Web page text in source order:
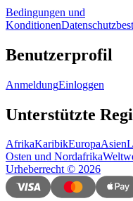
Bedingungen und
Konditionen
Benutzerprofil
AnmeldungEinloggen
Unterstützte
AfrikaKaribikEuropaAsien
Osten und Nordafrika
Urheberrecht© 2026